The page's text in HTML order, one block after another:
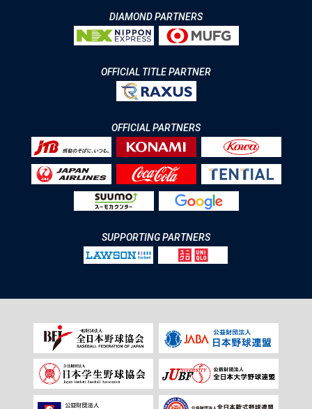
DIAMOND PARTNERS
OFFICIAL TITLE PARTNER
OFFICIAL PARTNERS
SUPPORTING PARTNERS